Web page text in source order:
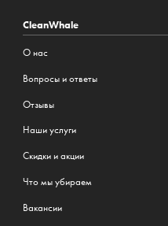
CleanWhale
О нас
Вопросы и ответы
Отзывы
Наши услуги
Cкидки и акции
Что мы убираем
Вакансии